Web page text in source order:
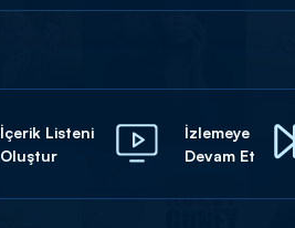
İçerik Listeni
Oluştur
İzlemeye
Devam Et